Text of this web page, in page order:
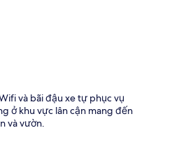
và bãi đậu xe tự phục vụ
ở khu vực lân cận mang đến
và vườn.